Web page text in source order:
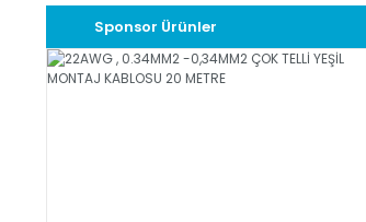
Sponsor Ürünler